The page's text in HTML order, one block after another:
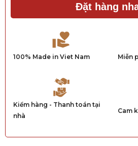
Đặt hàng
100% Made in Viet Nam Miễn
Kiểm hàng - Thanh toán tại
nhà
Cam